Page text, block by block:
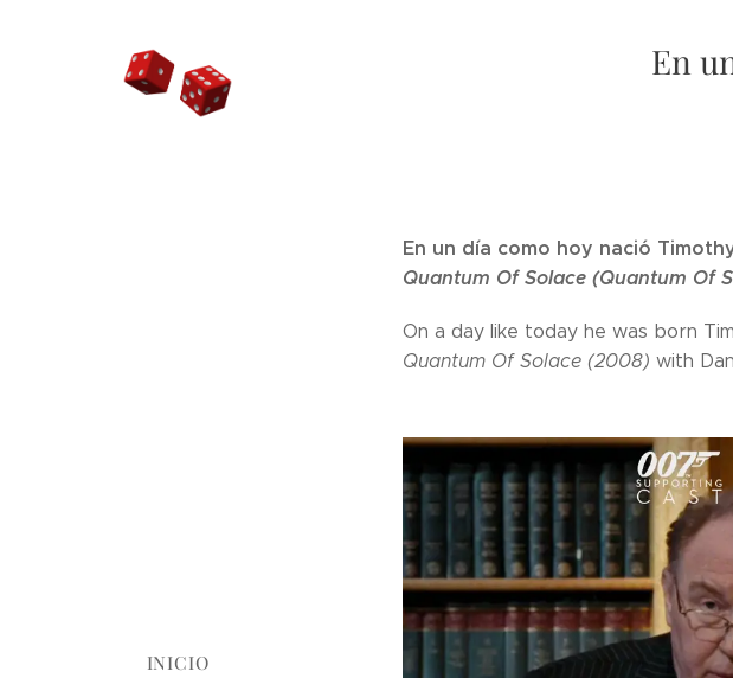
INICIO
En
En un día como hoy nació
Quantum Of Solace (Quantum Of
On a day like today he was born
Quantum Of Solace (2008) with